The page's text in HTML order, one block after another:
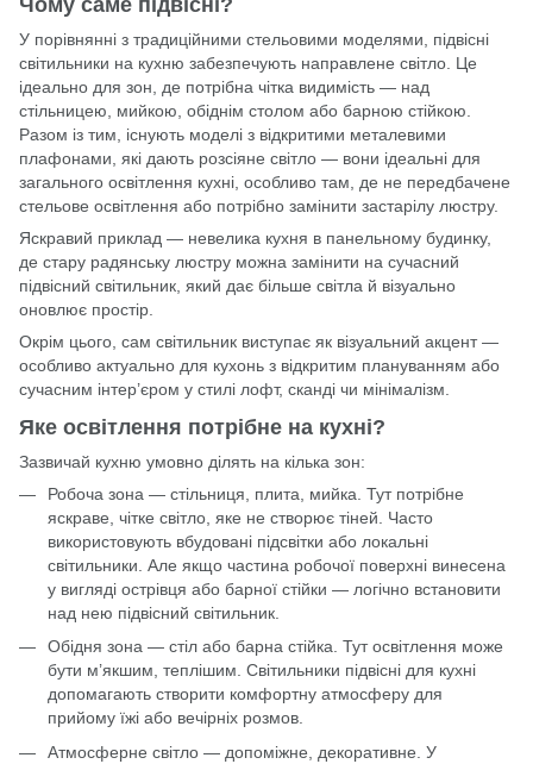
У порівнянні з традиційними стельовими моделями, підвісні
світильники на кухню забезпечують направлене світло. Це
ідеально для зон, де потрібна чітка видимість — над
стільницею, мийкою, обіднім столом або барною стійкою.
Разом із тим, існують моделі з відкритими металевими
плафонами, які дають розсіяне світло — вони ідеальні для
загального освітлення кухні, особливо там, де не передбачене
стельове освітлення або потрібно замінити застарілу люстру.
Яскравий приклад — невелика кухня в панельному будинку,
де стару радянську люстру можна замінити на сучасний
підвісний світильник, який дає більше світла й візуально
оновлює простір.
Окрім цього, сам світильник виступає як візуальний акцент —
особливо актуально для кухонь з відкритим плануванням або
сучасним інтер’єром у стилі лофт, сканді чи мінімалізм.
Яке освітлення потрібне на кухні?
Зазвичай кухню умовно ділять на кілька зон:
Робоча зона — стільниця, плита, мийка. Тут потрібне
яскраве, чітке світло, яке не створює тіней. Часто
використовують вбудовані підсвітки або локальні
світильники. Але якщо частина робочої поверхні винесена
у вигляді острівця або барної стійки — логічно встановити
над нею підвісний світильник.
Обідня зона — стіл або барна стійка. Тут освітлення може
бути м’якшим, теплішим. Світильники підвісні для кухні
допомагають створити комфортну атмосферу для
прийому їжі або вечірніх розмов.
Атмосферне світло — допоміжне, декоративне. У